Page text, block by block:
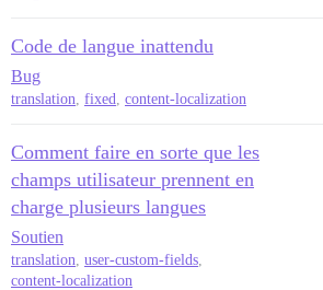
Code de langue inattendu
Bug
translation, fixed, content-localization
Comment faire en sorte que les
champs utilisateur prennent en
charge plusieurs langues
Soutien
translation, user-custom-fields,
content-localization